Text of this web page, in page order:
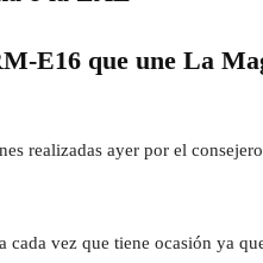
E16 que une La
realizadas ayer por el
vez que tiene ocasión ya